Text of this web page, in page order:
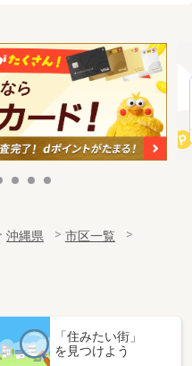
沖縄県
市区一覧
「住みたい街」
を見つけよう